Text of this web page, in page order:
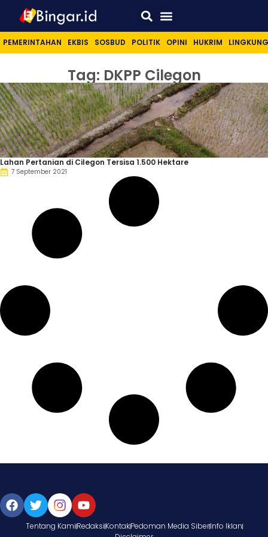
PEMERINTAHAN EKBIS SOSBUD POLITIK OPINI HUKRIM
Tag: DKPP Cilegon
Lahan Pertanian di Cilegon Tersisa 1.500 Hektare
7 September 2021
Tentang KamiRedaksiKontakPedoman Media SiberInfo Iklan